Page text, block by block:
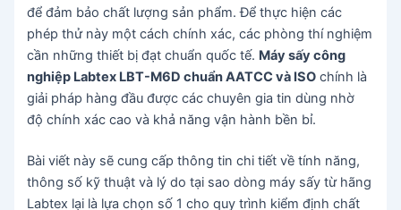
để đảm bảo chất lượng sản phẩm. Để thực hiện các
phép thử này một cách chính xác, các phòng thí nghiệm
cần những thiết bị đạt chuẩn quốc tế. Máy sấy công
nghiệp Labtex LBT-M6D chuẩn AATCC và ISO chính là
giải pháp hàng đầu được các chuyên gia tin dùng nhờ
độ chính xác cao và khả năng vận hành bền bỉ.
Bài viết này sẽ cung cấp thông tin chi tiết về tính năng,
thông số kỹ thuật và lý do tại sao dòng máy sấy từ hãng
Labtex lại là lựa chọn số 1 cho quy trình kiểm định chất